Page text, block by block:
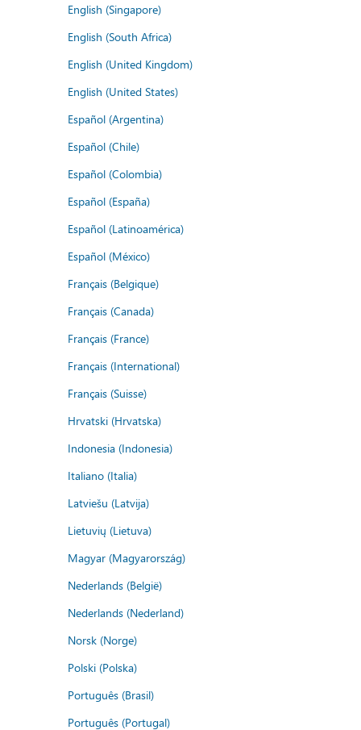
English (Singapore)
English (South Africa)
English (United Kingdom)
English (United States)
Español (Argentina)
Español (Chile)
Español (Colombia)
Español (España)
Español (Latinoamérica)
Español (México)
Français (Belgique)
Français (Canada)
Français (France)
Français (International)
Français (Suisse)
Hrvatski (Hrvatska)
Indonesia (Indonesia)
Italiano (Italia)
Latviešu (Latvija)
Lietuvių (Lietuva)
Magyar (Magyarország)
Nederlands (België)
Nederlands (Nederland)
Norsk (Norge)
Polski (Polska)
Português (Brasil)
Português (Portugal)